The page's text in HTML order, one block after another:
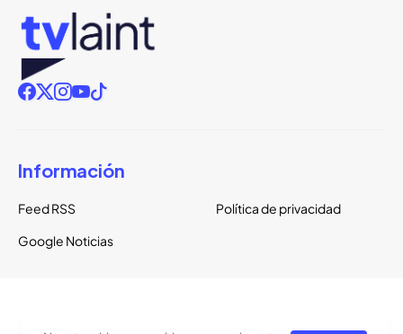
Información
Feed RSS
Política de privacidad
Google Noticias